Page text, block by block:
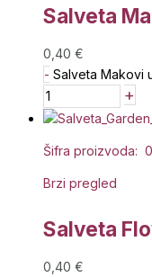
Salveta
0,40 €
- Salveta Makovi
+
Šifra proizvoda:
Brzi pregled
Salveta
0,40 €